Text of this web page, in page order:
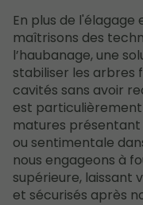
En plus de
maîtrisons des
l’haubanage, une
stabiliser les arbres
cavités sans avoir
est
matures
ou sentimentale
nous engageons à
supérieure, laissant
et sécurisés après